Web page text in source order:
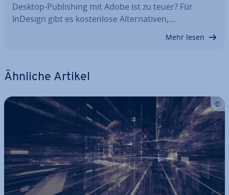
Desktop-Pu­bli­shing mit Adobe ist zu teuer? Für
InDesign gibt es kos­ten­lo­se Al­ter­na­ti­ven,…
Mehr lesen
Ähnliche Artikel